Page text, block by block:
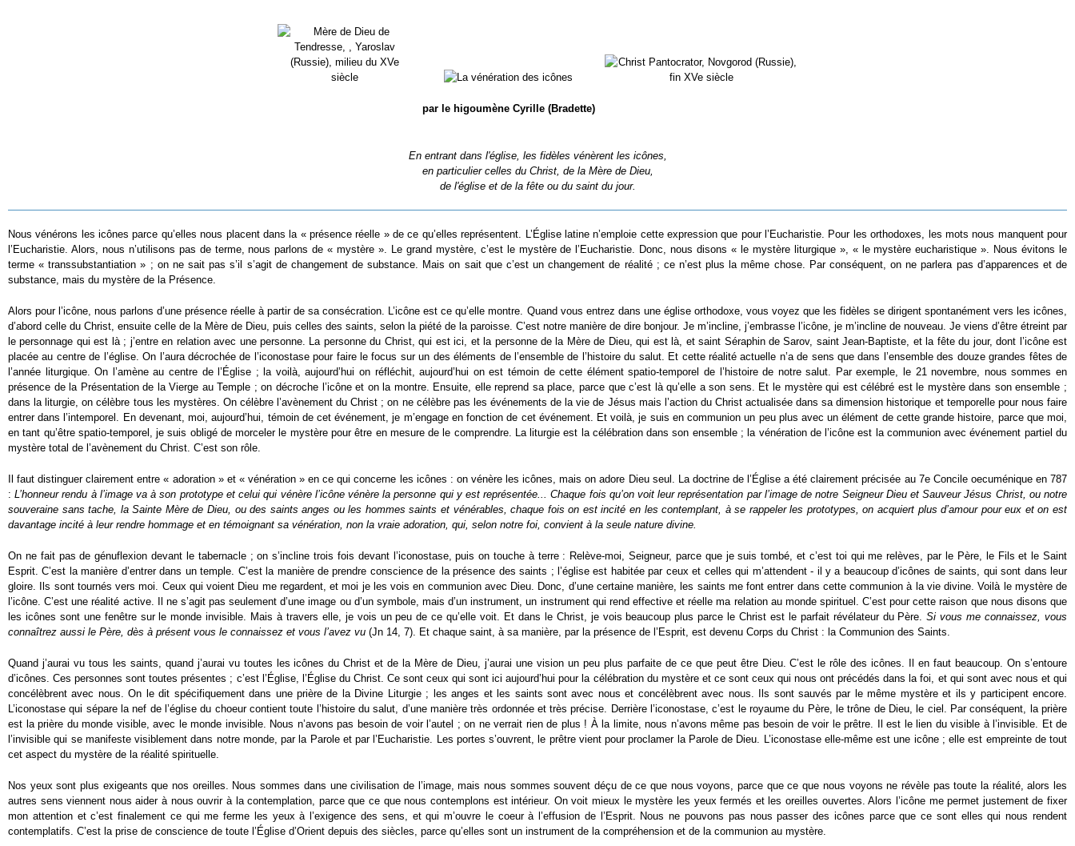
par le higoumène Cyrille (Bradette)
En entrant dans l'église, les fidèles vénèrent les icônes,
en particulier celles du Christ, de la Mère de Dieu,
de l'église et de la fête ou du saint du jour.
Nous vénérons les icônes parce qu’elles nous placent dans la « présence réelle » de ce qu’elles représentent. L’Église latine n’emploie cette expression que pour l’Eucharistie. Pour les orthodoxes, les mots nous manquent pour
l’Eucharistie. Alors, nous n’utilisons pas de terme, nous parlons de « mystère ». Le grand mystère, c’est le mystère de l’Eucharistie. Donc, nous disons « le mystère liturgique », « le mystère eucharistique ». Nous évitons le
terme « transsubstantiation » ; on ne sait pas s’il s’agit de changement de substance. Mais on sait que c’est un changement de réalité ; ce n’est plus la même chose. Par conséquent, on ne parlera pas d’apparences et de
substance, mais du mystère de la Présence.
Alors pour l’icône, nous parlons d’une présence réelle à partir de sa consécration. L’icône est ce qu’elle montre. Quand vous entrez dans une église orthodoxe, vous voyez que les fidèles se dirigent spontanément vers les icônes,
d’abord celle du Christ, ensuite celle de la Mère de Dieu, puis celles des saints, selon la piété de la paroisse. C’est notre manière de dire bonjour. Je m’incline, j’embrasse l’icône, je m’incline de nouveau. Je viens d’être étreint par
le personnage qui est là ; j’entre en relation avec une personne. La personne du Christ, qui est ici, et la personne de la Mère de Dieu, qui est là, et saint Séraphin de Sarov, saint Jean-Baptiste, et la fête du jour, dont l’icône est
placée au centre de l’église. On l’aura décrochée de l’iconostase pour faire le focus sur un des éléments de l’ensemble de l’histoire du salut. Et cette réalité actuelle n’a de sens que dans l’ensemble des douze grandes fêtes de
l’année liturgique. On l’amène au centre de l’Église ; la voilà, aujourd’hui on réfléchit, aujourd’hui on est témoin de cette élément spatio-temporel de l’histoire de notre salut. Par exemple, le 21 novembre, nous sommes en
présence de la Présentation de la Vierge au Temple ; on décroche l’icône et on la montre. Ensuite, elle reprend sa place, parce que c’est là qu’elle a son sens. Et le mystère qui est célébré est le mystère dans son ensemble ;
dans la liturgie, on célèbre tous les mystères. On célèbre l’avènement du Christ ; on ne célèbre pas les événements de la vie de Jésus mais l’action du Christ actualisée dans sa dimension historique et temporelle pour nous faire
entrer dans l’intemporel. En devenant, moi, aujourd’hui, témoin de cet événement, je m’engage en fonction de cet événement. Et voilà, je suis en communion un peu plus avec un élément de cette grande histoire, parce que moi,
en tant qu’être spatio-temporel, je suis obligé de morceler le mystère pour être en mesure de le comprendre. La liturgie est la célébration dans son ensemble ; la vénération de l’icône est la communion avec événement partiel du
mystère total de l’avènement du Christ. C’est son rôle.
Il faut distinguer clairement entre « adoration » et « vénération » en ce qui concerne les icônes : on vénère les icônes, mais on adore Dieu seul. La doctrine de l’Église a été clairement précisée au 7e Concile oecuménique en 787
:L’honneur rendu à l’image va à son prototype et celui qui vénère l’icône vénère la personne qui y est représentée... Chaque fois qu’on voit leur représentation par l’image de notre Seigneur Dieu et Sauveur Jésus Christ, ou notre
souveraine sans tache, la Sainte Mère de Dieu, ou des saints anges ou les hommes saints et vénérables, chaque fois on est incité en les contemplant, à se rappeler les prototypes, on acquiert plus d’amour pour eux et on est
davantage incité à leur rendre hommage et en témoignant sa vénération, non la vraie adoration, qui, selon notre foi, convient à la seule nature divine.
On ne fait pas de génuflexion devant le tabernacle ; on s’incline trois fois devant l’iconostase, puis on touche à terre : Relève-moi, Seigneur, parce que je suis tombé, et c’est toi qui me relèves, par le Père, le Fils et le Saint
Esprit. C’est la manière d’entrer dans un temple. C’est la manière de prendre conscience de la présence des saints ; l’église est habitée par ceux et celles qui m’attendent - il y a beaucoup d’icônes de saints, qui sont dans leur
gloire. Ils sont tournés vers moi. Ceux qui voient Dieu me regardent, et moi je les vois en communion avec Dieu. Donc, d’une certaine manière, les saints me font entrer dans cette communion à la vie divine. Voilà le mystère de
l’icône. C’est une réalité active. Il ne s’agit pas seulement d’une image ou d’un symbole, mais d’un instrument, un instrument qui rend effective et réelle ma relation au monde spirituel. C’est pour cette raison que nous disons que
les icônes sont une fenêtre sur le monde invisible. Mais à travers elle, je vois un peu de ce qu’elle voit. Et dans le Christ, je vois beaucoup plus parce le Christ est le parfait révélateur du Père.Si vous me connaissez, vous
connaîtrez aussi le Père, dès à présent vous le connaissez et vous l’avez vu (Jn 14, 7). Et chaque saint, à sa manière, par la présence de l’Esprit, est devenu Corps du Christ : la Communion des Saints.
Quand j’aurai vu tous les saints, quand j’aurai vu toutes les icônes du Christ et de la Mère de Dieu, j’aurai une vision un peu plus parfaite de ce que peut être Dieu. C’est le rôle des icônes. Il en faut beaucoup. On s’entoure
d’icônes. Ces personnes sont toutes présentes ; c’est l’Église, l’Église du Christ. Ce sont ceux qui sont ici aujourd’hui pour la célébration du mystère et ce sont ceux qui nous ont précédés dans la foi, et qui sont avec nous et qui
concélèbrent avec nous. On le dit spécifiquement dans une prière de la Divine Liturgie ; les anges et les saints sont avec nous et concélèbrent avec nous. Ils sont sauvés par le même mystère et ils y participent encore.
L’iconostase qui sépare la nef de l’église du choeur contient toute l’histoire du salut, d’une manière très ordonnée et très précise. Derrière l’iconostase, c’est le royaume du Père, le trône de Dieu, le ciel. Par conséquent, la prière
est la prière du monde visible, avec le monde invisible. Nous n’avons pas besoin de voir l’autel ; on ne verrait rien de plus ! À la limite, nous n’avons même pas besoin de voir le prêtre. Il est le lien du visible à l’invisible. Et de
l’invisible qui se manifeste visiblement dans notre monde, par la Parole et par l’Eucharistie. Les portes s’ouvrent, le prêtre vient pour proclamer la Parole de Dieu. L’iconostase elle-même est une icône ; elle est empreinte de tout
cet aspect du mystère de la réalité spirituelle.
Nos yeux sont plus exigeants que nos oreilles. Nous sommes dans une civilisation de l’image, mais nous sommes souvent déçu de ce que nous voyons, parce que ce que nous voyons ne révèle pas toute la réalité, alors les
autres sens viennent nous aider à nous ouvrir à la contemplation, parce que ce que nous contemplons est intérieur. On voit mieux le mystère les yeux fermés et les oreilles ouvertes. Alors l’icône me permet justement de fixer
mon attention et c’est finalement ce qui me ferme les yeux à l’exigence des sens, et qui m’ouvre le coeur à l’effusion de l’Esprit. Nous ne pouvons pas nous passer des icônes parce que ce sont elles qui nous rendent
contemplatifs. C’est la prise de conscience de toute l’Église d’Orient depuis des siècles, parce qu’elles sont un instrument de la compréhension et de la communion au mystère.